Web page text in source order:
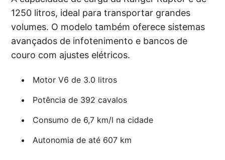
1250 litros, ideal para transportar grandes
volumes. O modelo também oferece sistemas
avançados de infotenimento e bancos de
couro com ajustes elétricos.
Motor V6 de 3.0 litros
Potência de 392 cavalos
Consumo de 6,7 km/l na cidade
Autonomia de até 607 km